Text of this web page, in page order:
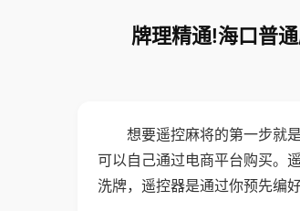
牌理精通!海口普
想要遥控麻将的第一步就
可以自己通过电商平台购买。
洗牌，遥控器是通过你预先编好